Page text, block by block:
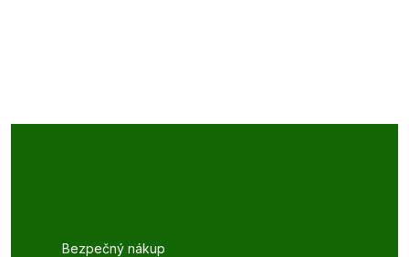
Bezpečný nákup